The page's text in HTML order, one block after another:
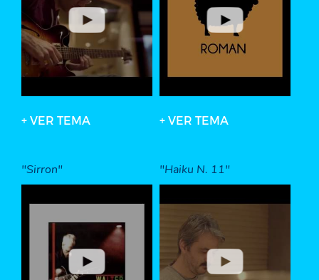
+ VER TEMA + VER TEMA
"Sirron" "Haiku N. 11"